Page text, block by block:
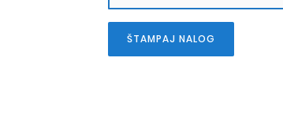
ŠTAMPAJ NALOG